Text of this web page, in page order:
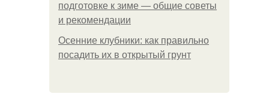
подготовке к зиме — общие советы
и рекомендации
Осенние клубники: как правильно
посадить их в открытый грунт